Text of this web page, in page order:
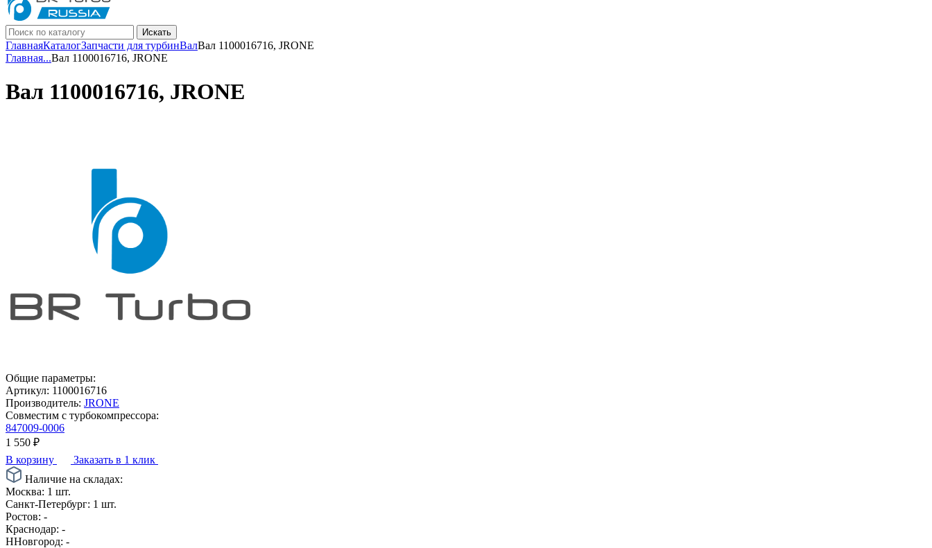
Искать
ГлавнаяКаталогЗапчасти для турбинВалВал 1100016716, JRONE
Главная...Вал 1100016716, JRONE
Вал 1100016716, JRONE
Общие параметры:
Артикул: 1100016716
Производитель: JRONE
Совместим с турбокомпрессора:
847009-0006
1 550 ₽
В корзину
Заказать в 1 клик
Наличие на складах:
Москва: 1 шт.
Санкт-Петербург: 1 шт.
Ростов: -
Краснодар: -
ННовгород: -